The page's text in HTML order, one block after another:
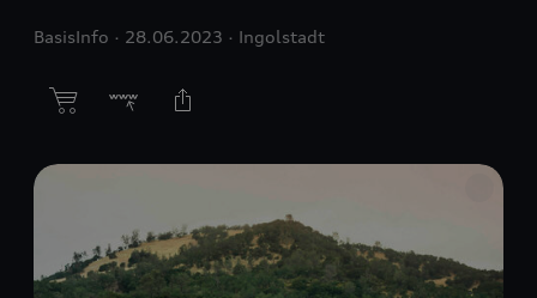
BasisInfo 28.06.2023 Ingolstadt